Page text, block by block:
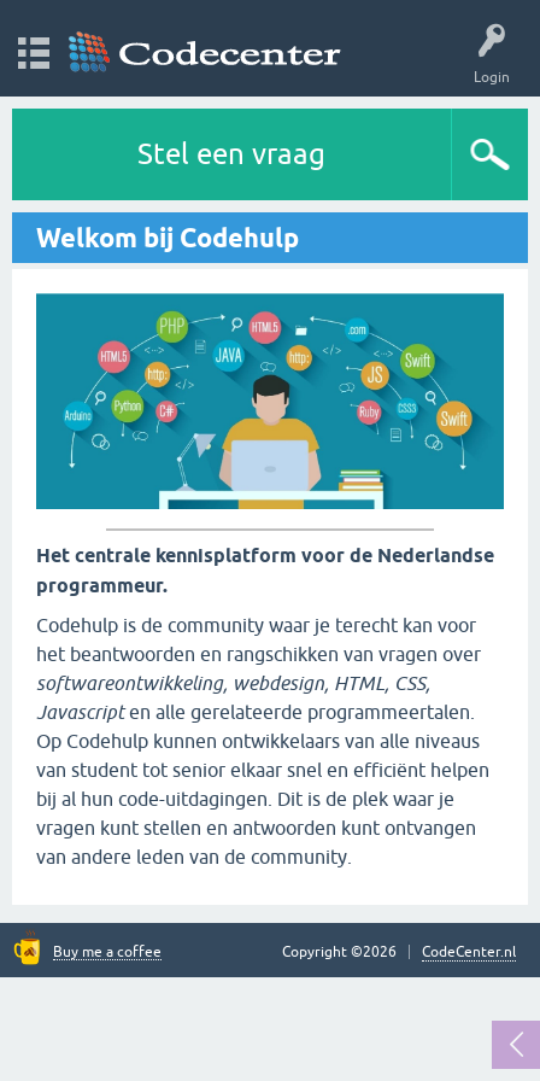
Login
Stel een vraag
Welkom bij Codehulp
Het centrale kennisplatform voor de Nederlandse
programmeur.
Codehulp is de community waar je terecht kan voor
het beantwoorden en rangschikken van vragen over
softwareontwikkeling, webdesign, HTML, CSS,
Javascripten alle gerelateerde programmeertalen.
Op Codehulp kunnen ontwikkelaars van alle niveaus
van student tot senior elkaar snel en efficiënt helpen
bij al hun code-uitdagingen. Dit is de plek waar je
vragen kunt stellen en antwoorden kunt ontvangen
van andere leden van de community.
Buy me a coffee CodeCenter.nl
Copyright ©2026